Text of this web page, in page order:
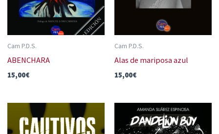
Cam P.D.S.
ABENCHARA
15,00€
Cam P.D.S.
Alas de mariposa azul
15,00€